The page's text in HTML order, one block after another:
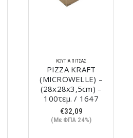
ΚΟΥΤΙΆ ΠΊΤΣΑΣ
PIZZA KRAFT
(MICROWELLE) –
(28x28x3,5cm) –
100τεμ. / 1647
€32,09
(Με ΦΠΑ 24%)